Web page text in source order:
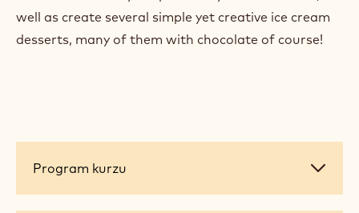
well as create several simple yet creative ice cream
desserts, many of them with chocolate of course!
Program
Program kurzu